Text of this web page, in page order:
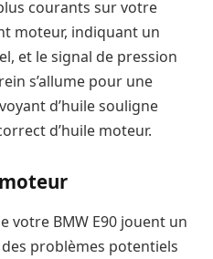
courants sur votre
moteur, indiquant un
et le signal de pression
s’allume pour une
d’huile souligne
d’huile moteur.
votre BMW E90 jouent un
problèmes potentiels